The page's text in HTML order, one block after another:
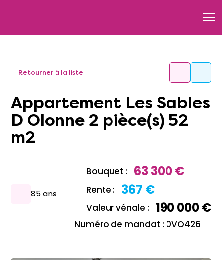
Retourner à la liste
Appartement Les Sables
D Olonne 2 pièce(s) 52
m2
85 ans
Bouquet : 63 300 €
Rente : 367 €
Valeur vénale : 190 000 €
Numéro de mandat : 0VO426